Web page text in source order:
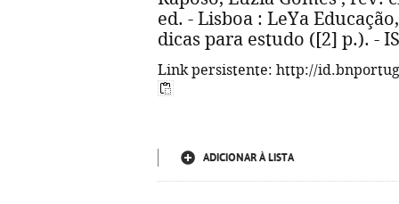
ed. - Lisboa : LeYa
dicas para estudo ([2] p.). -
Link persistente: http://
ADICIONAR À LISTA